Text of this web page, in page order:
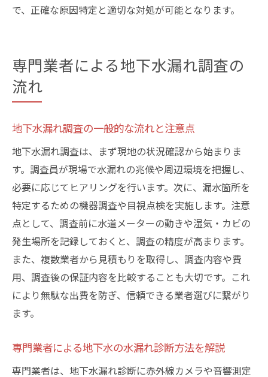
は
修理後の再発防止策とメンテナンスの重要
性
地下水漏れ修理費用のトラブルを防ぐ注意
点
江戸川区で安心して調査を依頼する方法
江戸川区で信頼できる地下水漏れ調査依頼
手順
地域密着型業者の選び方と安心ポイント
緊急時に迅速対応できる業者の探し方
口コミや評判から選ぶ地下水漏れ専門業者
江戸川区での地下水漏れ対策と定期点検の
で、正確な原因特定と適切な対処が可能となります。
専門業者による地下水漏れ調査の
流れ
地下水漏れ調査の一般的な流れと注意点
地下水漏れ調査は、まず現地の状況確認から始まりま
す。調査員が現場で水漏れの兆候や周辺環境を把握し、
必要に応じてヒアリングを行います。次に、漏水箇所を
特定するための機器調査や目視点検を実施します。注意
点として、調査前に水道メーターの動きや湿気・カビの
発生場所を記録しておくと、調査の精度が高まります。
また、複数業者から見積もりを取得し、調査内容や費
用、調査後の保証内容を比較することも大切です。これ
により無駄な出費を防ぎ、信頼できる業者選びに繋がり
ます。
専門業者による地下水の水漏れ診断方法を解説
専門業者は、地下水漏れ診断に赤外線カメラや音響測定